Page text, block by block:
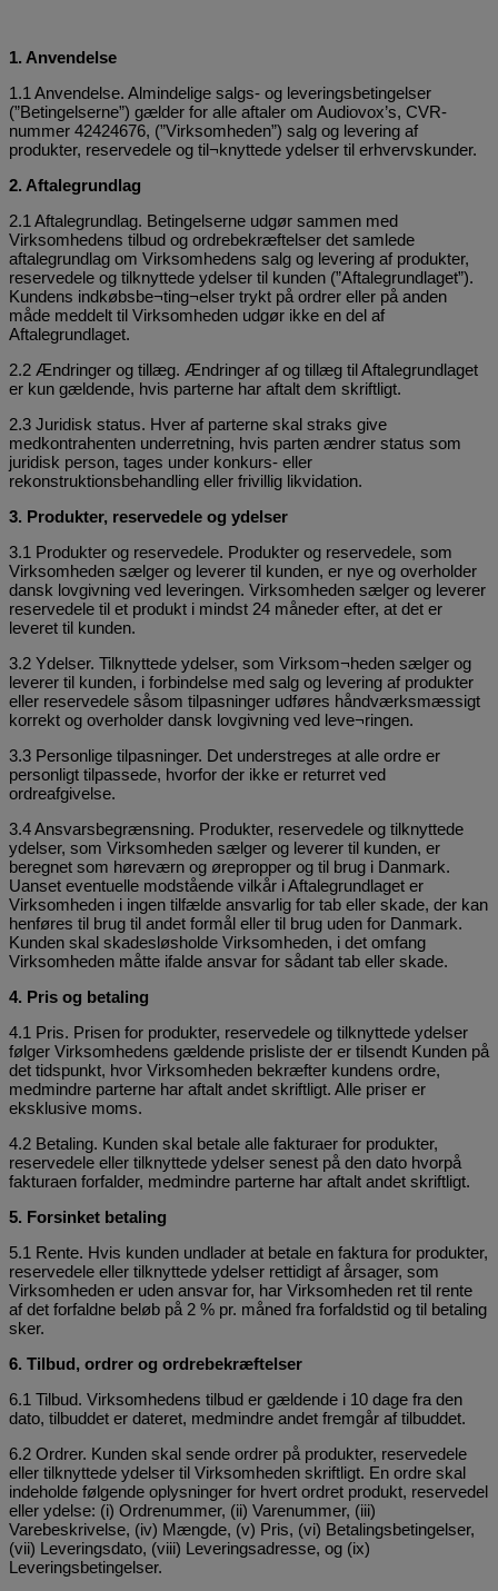
1. Anvendelse
1.1 Anvendelse. Almindelige salgs- og leveringsbetingelser
(”Betingelserne”) gælder for alle aftaler om Audiovox’s, CVR-
nummer 42424676, (”Virksomheden”) salg og levering af
produkter, reservedele og til¬knyttede ydelser til erhvervskunder.
2. Aftalegrundlag
2.1 Aftalegrundlag. Betingelserne udgør sammen med
Virksomhedens tilbud og ordrebekræftelser det samlede
aftalegrundlag om Virksomhedens salg og levering af produkter,
reservedele og tilknyttede ydelser til kunden (”Aftalegrundlaget”).
Kundens indkøbsbe¬ting¬elser trykt på ordrer eller på anden
måde meddelt til Virksomheden udgør ikke en del af
Aftalegrundlaget.
2.2 Ændringer og tillæg. Ændringer af og tillæg til Aftalegrundlaget
er kun gældende, hvis parterne har aftalt dem skriftligt.
2.3 Juridisk status. Hver af parterne skal straks give
medkontrahenten underretning, hvis parten ændrer status som
juridisk person, tages under konkurs- eller
rekonstruktionsbehandling eller frivillig likvidation.
3. Produkter, reservedele og ydelser
3.1 Produkter og reservedele. Produkter og reservedele, som
Virksomheden sælger og leverer til kunden, er nye og overholder
dansk lovgivning ved leveringen. Virksomheden sælger og leverer
reservedele til et produkt i mindst 24 måneder efter, at det er
leveret til kunden.
3.2 Ydelser. Tilknyttede ydelser, som Virksom¬heden sælger og
leverer til kunden, i forbindelse med salg og levering af produkter
eller reservedele såsom tilpasninger udføres håndværksmæssigt
korrekt og overholder dansk lovgivning ved leve¬ringen.
3.3 Personlige tilpasninger. Det understreges at alle ordre er
personligt tilpassede, hvorfor der ikke er returret ved
ordreafgivelse.
3.4 Ansvarsbegrænsning. Produkter, reservedele og tilknyttede
ydelser, som Virksomheden sælger og leverer til kunden, er
beregnet som høreværn og ørepropper og til brug i Danmark.
Uanset eventuelle modstående vilkår i Aftalegrundlaget er
Virksomheden i ingen tilfælde ansvarlig for tab eller skade, der kan
henføres til brug til andet formål eller til brug uden for Danmark.
Kunden skal skadesløsholde Virksomheden, i det omfang
Virksomheden måtte ifalde ansvar for sådant tab eller skade.
4. Pris og betaling
4.1 Pris. Prisen for produkter, reservedele og tilknyttede ydelser
følger Virksomhedens gældende prisliste der er tilsendt Kunden på
det tidspunkt, hvor Virksomheden bekræfter kundens ordre,
medmindre parterne har aftalt andet skriftligt. Alle priser er
eksklusive moms.
4.2 Betaling. Kunden skal betale alle fakturaer for produkter,
reservedele eller tilknyttede ydelser senest på den dato hvorpå
fakturaen forfalder, medmindre parterne har aftalt andet skriftligt.
5. Forsinket betaling
5.1 Rente. Hvis kunden undlader at betale en faktura for produkter,
reservedele eller tilknyttede ydelser rettidigt af årsager, som
Virksomheden er uden ansvar for, har Virksomheden ret til rente
af det forfaldne beløb på 2 % pr. måned fra forfaldstid og til betaling
sker.
6. Tilbud, ordrer og ordrebekræftelser
6.1 Tilbud. Virksomhedens tilbud er gældende i 10 dage fra den
dato, tilbuddet er dateret, medmindre andet fremgår af tilbuddet.
6.2 Ordrer. Kunden skal sende ordrer på produkter, reservedele
eller tilknyttede ydelser til Virksomheden skriftligt. En ordre skal
indeholde følgende oplysninger for hvert ordret produkt, reservedel
eller ydelse: (i) Ordrenummer, (ii) Varenummer, (iii)
Varebeskrivelse, (iv) Mængde, (v) Pris, (vi) Betalingsbetingelser,
(vii) Leveringsdato, (viii) Leveringsadresse, og (ix)
Leveringsbetingelser.